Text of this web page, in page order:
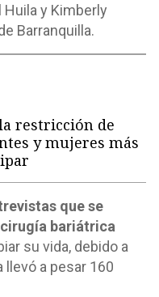
y Kimberly
Barranquilla.
restricción de
y mujeres más
que se
bariátrica
su vida, debido a
a pesar 160